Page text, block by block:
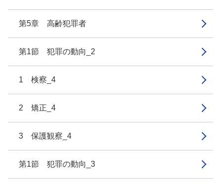
第5章 高齢犯罪者
第1節 犯罪の動向_2
1 検察_4
2 矯正_4
3 保護観察_4
第1節 犯罪の動向_3